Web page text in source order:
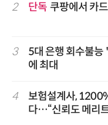
2 단독 쿠팡에서 카
3
5대 은행 회수불
에 최대
4
보험설계사,
다…“신뢰도 메리